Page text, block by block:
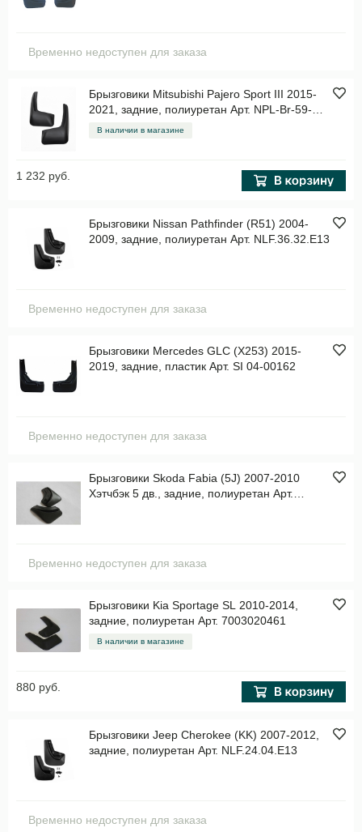
Временно недоступен для заказа
Брызговики Mitsubishi Pajero Sport III 2015-
2021, задние, полиуретан Арт. NPL-Br-59-
70B
В наличии в магазине
1 232 руб.
Брызговики Nissan Pathfinder (R51) 2004-
2009, задние, полиуретан Арт. NLF.36.32.E13
Временно недоступен для заказа
Брызговики Mercedes GLC (X253) 2015-
2019, задние, пластик Арт. SI 04-00162
Временно недоступен для заказа
Брызговики Skoda Fabia (5J) 2007-2010
Хэтчбэк 5 дв., задние, полиуретан Арт.
Временно недоступен для заказа
Брызговики Kia Sportage SL 2010-2014,
задние, полиуретан Арт. 7003020461
В наличии в магазине
880 руб.
Брызговики Jeep Cherokee (KK) 2007-2012,
задние, полиуретан Арт. NLF.24.04.E13
Временно недоступен для заказа